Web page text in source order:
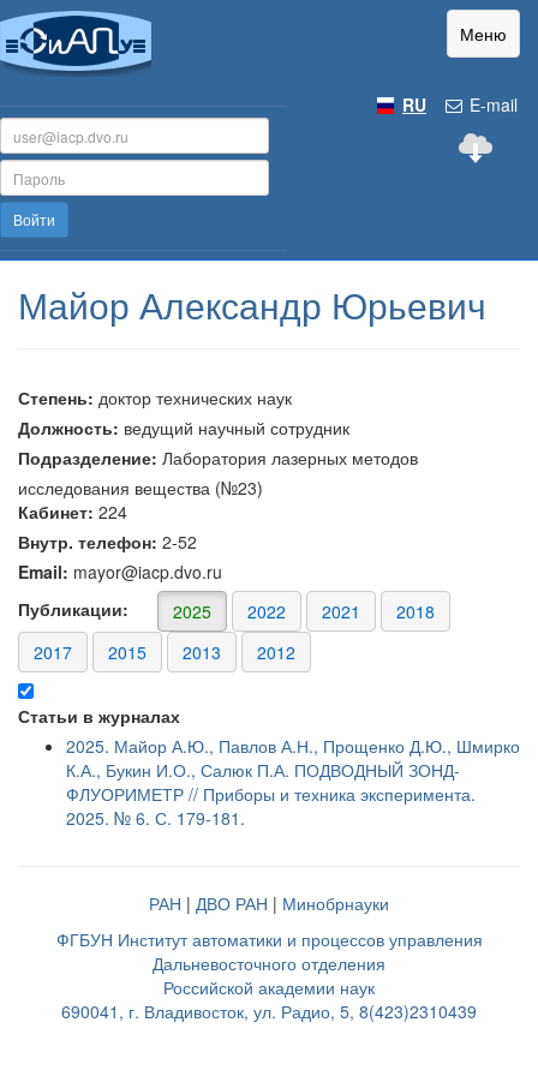
Меню
E-mail
RU
Войти
Майор Александр Юрьевич
Степень: доктор технических наук
Должность: ведущий научный сотрудник
Подразделение: Лаборатория лазерных методов
исследования вещества (№23)
Кабинет: 224
Внутр. телефон: 2-52
Email: mayor@iacp.dvo.ru
Публикации:
2025 2022 2021
2018
2017
2015 2013 2012
Статьи в журналах
2025. Майор А.Ю., Павлов А.Н., Прощенко Д.Ю., Шмирко
К.А., Букин И.О., Салюк П.А. ПОДВОДНЫЙ ЗОНД-
ФЛУОРИМЕТР // Приборы и техника эксперимента.
2025. № 6. С. 179-181.
РАН | ДВО РАН | Минобрнауки
ФГБУН Институт автоматики и процессов управления
Дальневосточного отделения
Российской академии наук
690041, г. Владивосток, ул. Радио, 5, 8(423)2310439